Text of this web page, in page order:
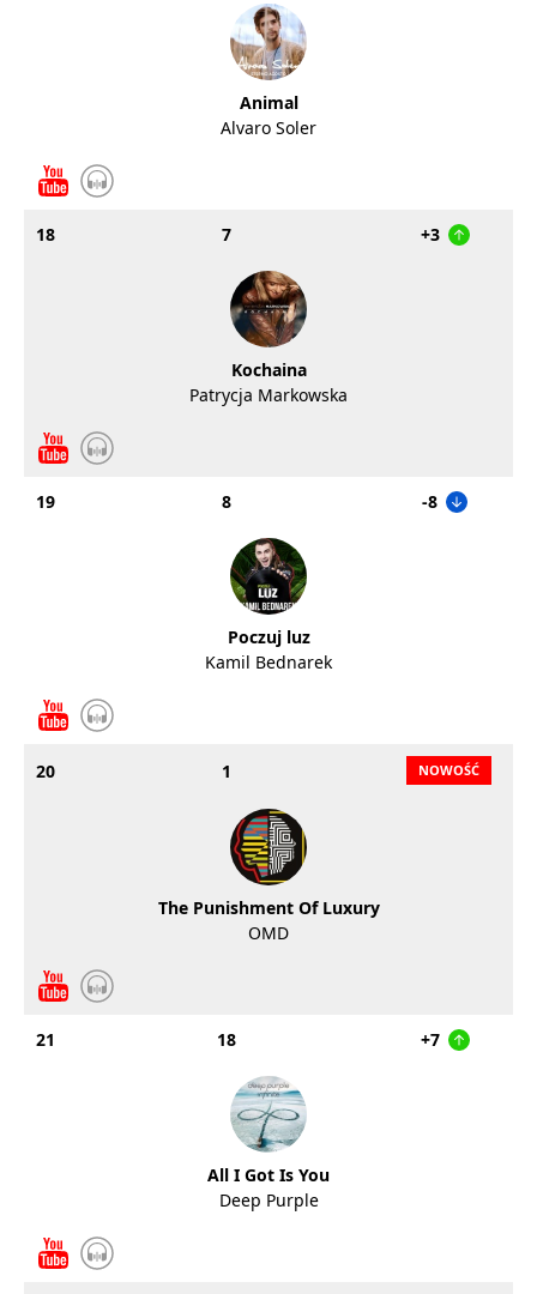
Animal
Alvaro Soler
18 7 +3
Kochaina
Patrycja Markowska
19 8 -8
Poczuj luz
Kamil Bednarek
20 1
The Punishment Of Luxury
OMD
21 18 +7
All I Got Is You
Deep Purple